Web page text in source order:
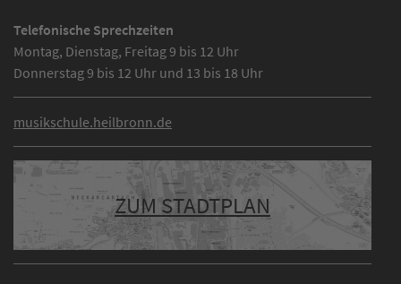
Telefonische Sprechzeiten
Montag, Dienstag, Freitag 9 bis 12 Uhr
Donnerstag 9 bis 12 Uhr und 13 bis 18 Uhr
musikschule.heilbronn.de
ZUM STADTPLAN